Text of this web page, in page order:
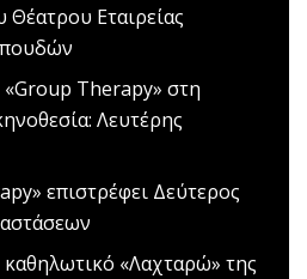
Θέατρου Εταιρείας
«Group Therapy» στη
Λευτέρης
επιστρέφει Δεύτερος
καθηλωτικό «Λαχταρώ» της